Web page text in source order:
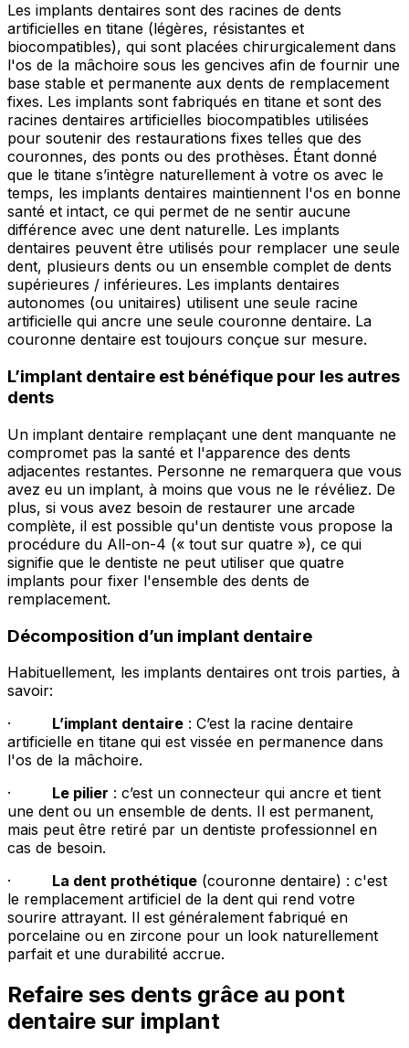
Les implants dentaires sont des racines de dents
artificielles en titane (légères, résistantes et
biocompatibles), qui sont placées chirurgicalement dans
l'os de la mâchoire sous les gencives afin de fournir une
base stable et permanente aux dents de remplacement
fixes. Les implants sont fabriqués en titane et sont des
racines dentaires artificielles biocompatibles utilisées
pour soutenir des restaurations fixes telles que des
couronnes, des ponts ou des prothèses. Étant donné
que le titane s’intègre naturellement à votre os avec le
temps, les implants dentaires maintiennent l'os en bonne
santé et intact, ce qui permet de ne sentir aucune
différence avec une dent naturelle. Les implants
dentaires peuvent être utilisés pour remplacer une seule
dent, plusieurs dents ou un ensemble complet de dents
supérieures / inférieures. Les implants dentaires
autonomes (ou unitaires) utilisent une seule racine
artificielle qui ancre une seule couronne dentaire. La
couronne dentaire est toujours conçue sur mesure.
L’implant dentaire est bénéfique pour les autres
dents
Un implant dentaire remplaçant une dent manquante ne
compromet pas la santé et l'apparence des dents
adjacentes restantes. Personne ne remarquera que vous
avez eu un implant, à moins que vous ne le révéliez. De
plus, si vous avez besoin de restaurer une arcade
complète, il est possible qu'un dentiste vous propose la
procédure du All-on-4 (« tout sur quatre »), ce qui
signifie que le dentiste ne peut utiliser que quatre
implants pour fixer l'ensemble des dents de
remplacement.
Décomposition d’un implant dentaire
Habituellement, les implants dentaires ont trois parties, à
savoir:
· L’implant dentaire : C’est la racine dentaire
artificielle en titane qui est vissée en permanence dans
l'os de la mâchoire.
· Le pilier : c’est un connecteur qui ancre et tient
une dent ou un ensemble de dents. Il est permanent,
mais peut être retiré par un dentiste professionnel en
cas de besoin.
· La dent prothétique (couronne dentaire) : c'est
le remplacement artificiel de la dent qui rend votre
sourire attrayant. Il est généralement fabriqué en
porcelaine ou en zircone pour un look naturellement
parfait et une durabilité accrue.
Refaire ses dents grâce au pont
dentaire sur implant